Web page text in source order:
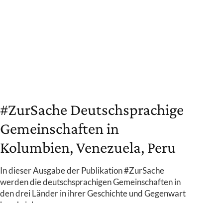
#ZurSache Deutschsprachige
Gemeinschaften in
Kolumbien, Venezuela, Peru
In dieser Ausgabe der Publikation #ZurSache
werden die deutschsprachigen Gemeinschaften in
den drei Länder in ihrer Geschichte und Gegenwart